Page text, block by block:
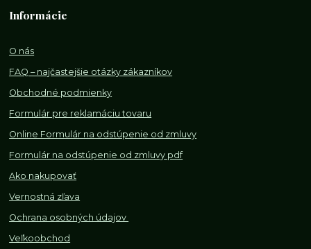
Informácie
O nás
FAQ – najčastejšie otázky zákazníkov
Obchodné podmienky
Formulár pre reklamáciu tovaru
Online Formulár na odstúpenie od zmluvy
Formulár na odstúpenie od zmluvy pdf
Ako nakupovať
Vernostná zľava
Ochrana osobných údajov
Veľkoobchod